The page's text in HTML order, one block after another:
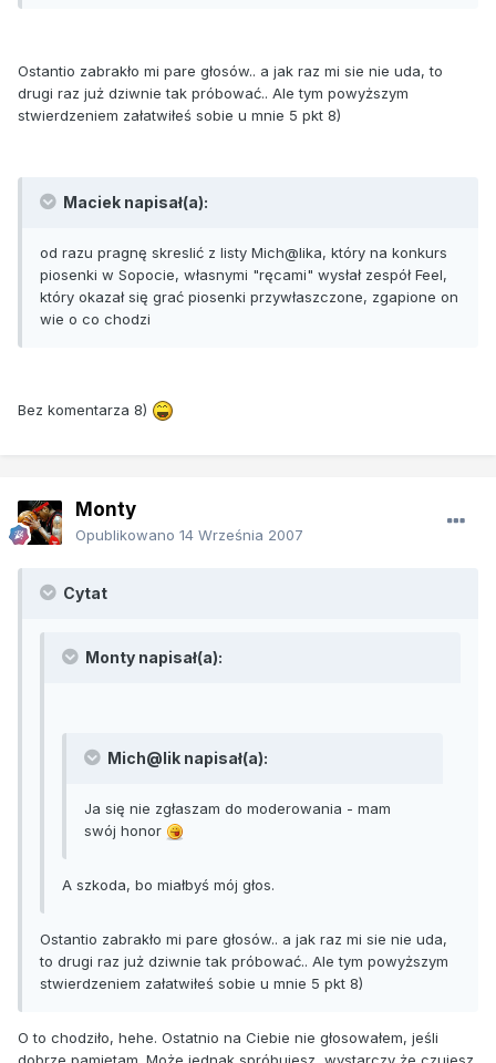
Ostantio zabrakło mi pare głosów.. a jak raz mi sie nie uda, to
drugi raz już dziwnie tak próbować.. Ale tym powyższym
stwierdzeniem załatwiłeś sobie u mnie 5 pkt 8)
Maciek napisał(a):
od razu pragnę skreslić z listy Mich@lika, który na konkurs
piosenki w Sopocie, własnymi "ręcami" wysłał zespół Feel,
który okazał się grać piosenki przywłaszczone, zgapione on
wie o co chodzi
Bez komentarza 8)
Monty
Opublikowano 14 Września 2007
Cytat
Monty napisał(a):
Mich@lik napisał(a):
Ja się nie zgłaszam do moderowania - mam
swój honor
A szkoda, bo miałbyś mój głos.
Ostantio zabrakło mi pare głosów.. a jak raz mi sie nie uda,
to drugi raz już dziwnie tak próbować.. Ale tym powyższym
stwierdzeniem załatwiłeś sobie u mnie 5 pkt 8)
O to chodziło, hehe. Ostatnio na Ciebie nie głosowałem, jeśli
dobrze pamiętam. Może jednak spróbujesz, wystarczy że czujesz